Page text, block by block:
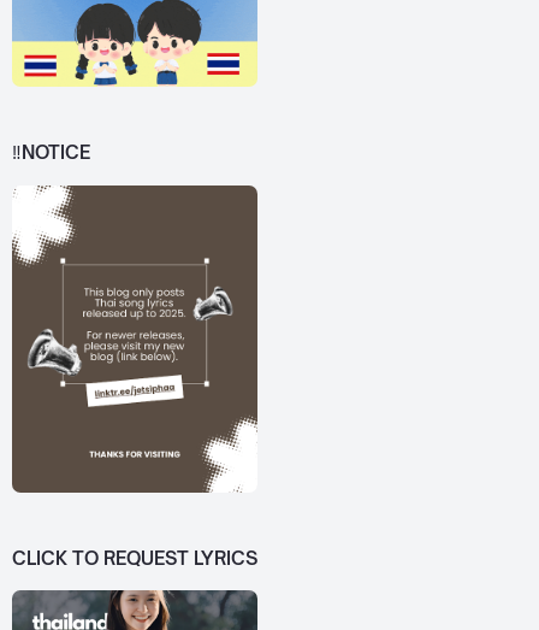
‼️NOTICE
CLICK TO REQUEST LYRICS